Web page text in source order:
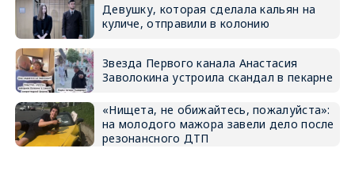
Девушку, которая сделала кальян на
куличе, отправили в колонию
Звезда Первого канала Анастасия
Заволокина устроила скандал в пекарне
«Нищета, не обижайтесь, пожалуйста»:
на молодого мажора завели дело после
резонансного ДТП